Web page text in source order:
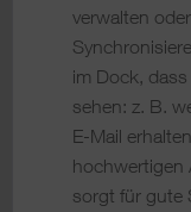
verwalten
im Dock,
sehen: z. B.
E-Mail
hochwertigen
sorgt für gute